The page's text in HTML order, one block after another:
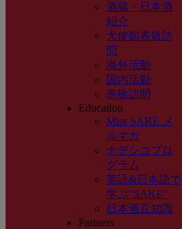
酒蔵・日本酒
紹介
大使館表敬訪
問
海外活動
国内活動
表敬訪問
Education
Miss SAKE メ
ルマガ
ナデシコプロ
グラム
英語&日本語で
学ぶ”SAKE”
日本酒豆知識
Partners